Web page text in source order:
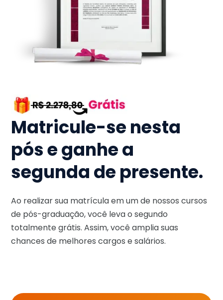
Matricule-se nesta
pós e ganhe a
segunda de presente.
Ao realizar sua matrícula em um de nossos cursos
de pós-graduação, você leva o segundo
totalmente grátis. Assim, você amplia suas
chances de melhores cargos e salários.